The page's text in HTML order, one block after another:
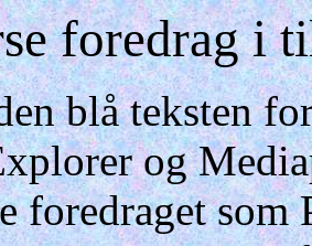
foredrag i
blå teksten
og
foredraget som